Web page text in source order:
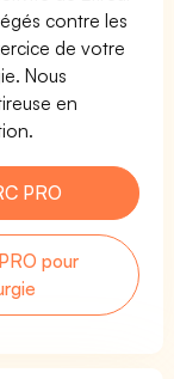
contre les
de votre
Nous
en
PRO
pour